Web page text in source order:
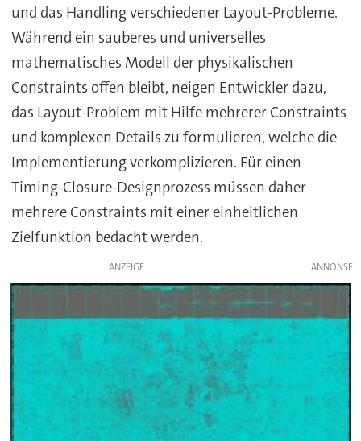
und das Handling verschiedener Layout-Probleme.
Während ein sauberes und universelles
mathematisches Modell der physikalischen
Constraints offen bleibt, neigen Entwickler dazu,
das Layout-Problem mit Hilfe mehrerer Constraints
und komplexen Details zu formulieren, welche die
Implementierung verkomplizieren. Für einen
Timing-Closure-Designprozess müssen daher
mehrere Constraints mit einer einheitlichen
Zielfunktion bedacht werden.
ANZEIGE